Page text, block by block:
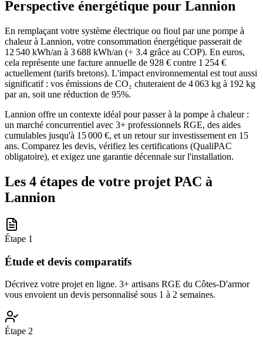
Perspective énergétique pour Lannion
En remplaçant votre système électrique ou fioul par une pompe à
chaleur à Lannion, votre consommation énergétique passerait de
12 540 kWh/an à 3 688 kWh/an (÷ 3.4 grâce au COP). En euros,
cela représente une facture annuelle de 928 € contre 1 254 €
actuellement (tarifs bretons). L'impact environnemental est tout aussi
significatif : vos émissions de CO₂ chuteraient de 4 063 kg à 192 kg
par an, soit une réduction de 95%.
Lannion offre un contexte idéal pour passer à la pompe à chaleur :
un marché concurrentiel avec 3+ professionnels RGE, des aides
cumulables jusqu'à 15 000 €, et un retour sur investissement en 15
ans. Comparez les devis, vérifiez les certifications (QualiPAC
obligatoire), et exigez une garantie décennale sur l'installation.
Les 4 étapes de votre projet PAC à
Lannion
Étape 1
Étude et devis comparatifs
Décrivez votre projet en ligne. 3+ artisans RGE du Côtes-D'armor
vous envoient un devis personnalisé sous 1 à 2 semaines.
Étape 2